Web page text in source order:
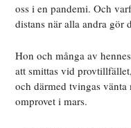
oss i en pandemi. Och
distans när alla andra gör
Hon och många av
att smittas vid
och därmed tvingas
omprovet i mars.